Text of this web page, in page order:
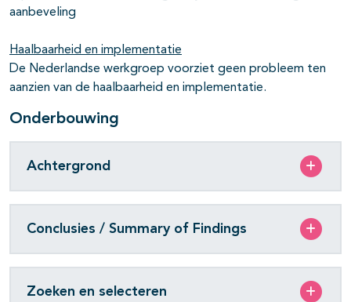
aanbeveling
Haalbaarheid en implementatie
De Nederlandse werkgroep voorziet geen probleem ten
aanzien van de haalbaarheid en implementatie.
Onderbouwing
Achtergrond
Conclusies / Summary of Findings
Zoeken en selecteren